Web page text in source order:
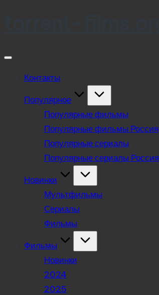
Контакты
Популярное
Популярные фильмы
Популярные фильмы Россия
Популярные сериалы
Популярные сериалы Россия
Новинки
Мультфильмы
Сериалы
Фильмы
Фильмы
Новинки
2024
2025